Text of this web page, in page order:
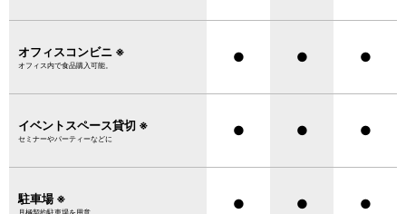
オフィスコンビニ ※
オフィス内で食品購入可能。
● ● ●
イベントスペース貸切 ※
セミナーやパーティーなどに
● ● ●
駐車場 ※
月極契約駐車場を用意
● ● ●